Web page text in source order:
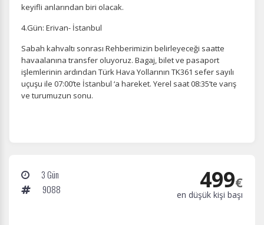
İstatistik Çerezleri
Ziyaretçilerin siteyi nasıl kullandığını anonim olarak
kullanıcıların nerede zorluk yaşadığını anlamamıza
yardımcı olur.
keyifli anlarından biri olacak.
4.Gün: Erivan- İstanbul
Sabah kahvaltı sonrası Rehberimizin belirleyeceği saatte
havaalanına transfer oluyoruz. Bagaj, bilet ve pasaport
işlemlerinin ardından Türk Hava Yollarının TK361 sefer sayılı
uçuşu ile 07:00’te İstanbul ‘a hareket. Yerel saat 08:35’te varış
ve turumuzun sonu.
3 Gün
9088
499€
en düşük kişi başı